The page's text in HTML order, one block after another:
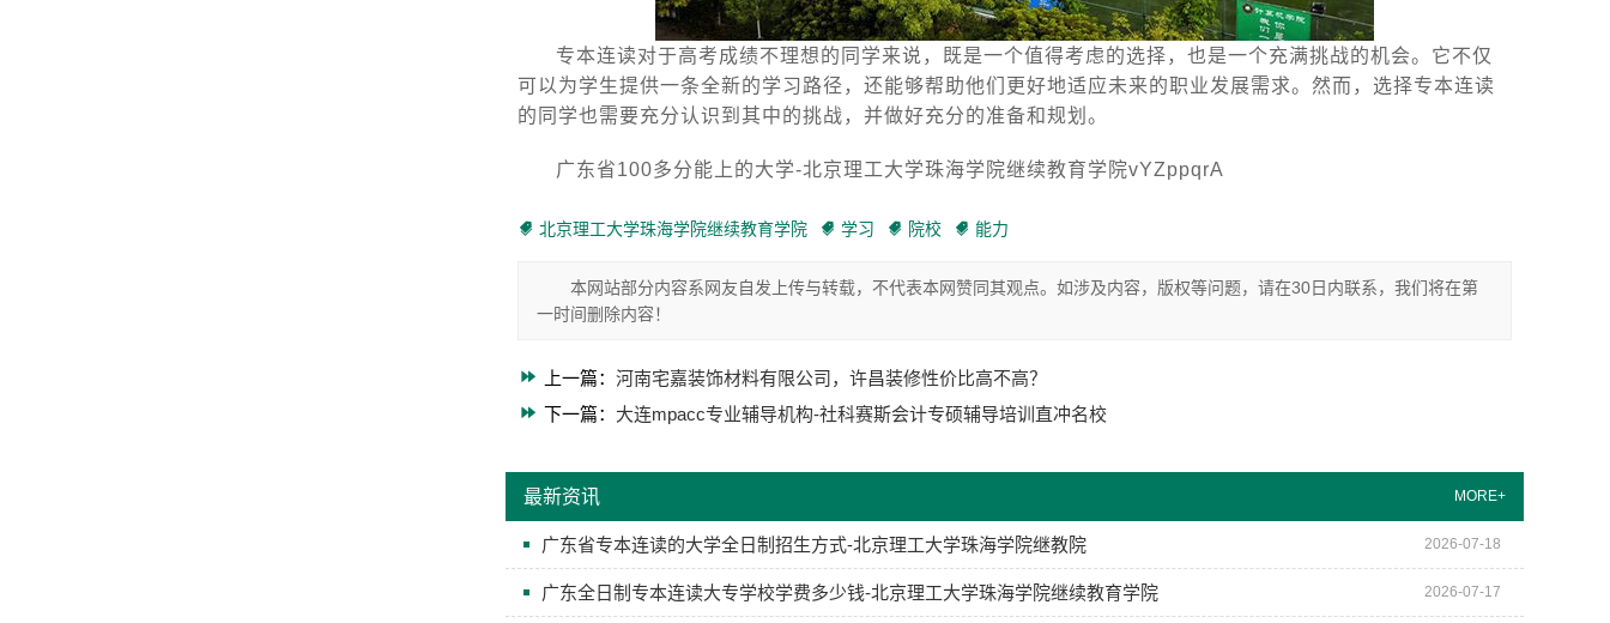
专本连读对于高考成绩不理想的同学来说，既是一个值得考虑的选择，也是一个充满挑战的机会。它不仅
可以为学生提供一条全新的学习路径，还能够帮助他们更好地适应未来的职业发展需求。然而，选择专本连读
的同学也需要充分认识到其中的挑战，并做好充分的准备和规划。
广东省100多分能上的大学-北京理工大学珠海学院继续教育学院vYZppqrA
北京理工大学珠海学院继续教育学院 学习 院校 能力
本网站部分内容系网友自发上传与转载，不代表本网赞同其观点。如涉及内容，版权等问题，请在30日内联系，我们将在第
一时间删除内容！
上一篇： 河南宅嘉装饰材料有限公司，许昌装修性价比高不高？
下一篇： 大连mpacc专业辅导机构-社科赛斯会计专硕辅导培训直冲名校
最新资讯 MORE+
广东省专本连读的大学全日制招生方式-北京理工大学珠海学院继教院 2026-07-18
广东全日制专本连读大专学校学费多少钱-北京理工大学珠海学院继续教育学院 2026-07-17